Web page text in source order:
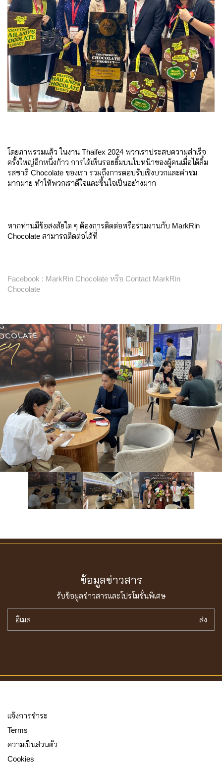
โดยภาพรวมแล้ว ในงาน Thaifex 2024 พวกเราประสบความสำเร็จ
ครั้งใหญ่อีกหนึ่งก้าว การได้เห็นรอยยิ้มบนใบหน้าของผู้คนเมื่อได้ลิ้ม
รสชาติ Chocolate ของเรา รวมถึงการตอบรับเชิงบวกและคำชม
มากมาย ทำให้พวกเราดีใจและชื้นใจเป็นอย่างมาก
หากท่านมีข้อสงสัยใด ๆ ต้องการติดต่อหรือร่วมงานกับ MarkRin
Chocolate สามารถติดต่อได้ที่
Facebook : MarkRin Chocolate หรือ Contact MarkRin
Chocolate
ข้อมูลข่าวสาร
รับข้อมูลข่าวสารเเละโปรโมชั่นพิเศษ
อีเมล ส่ง
เเจ้งการชำระ
Terms
ความเป็นส่วนตัว
Cookies